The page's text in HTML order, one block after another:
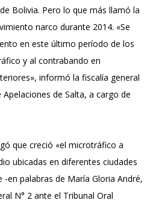
Bolivia. Pero lo que más llamó la
narco durante 2014. «Se
en este último período de los
y al contrabando en
informó la fiscalía general
de Salta, a cargo de
que creció «el microtráfico a
ubicadas en diferentes ciudades
-en palabras de María Gloria André,
N° 2 ante el Tribunal Oral